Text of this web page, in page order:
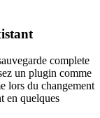
complete
un plugin comme
lors du changement
en quelques